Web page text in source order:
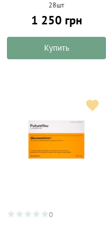
28шт
1 250 грн
Купить
0